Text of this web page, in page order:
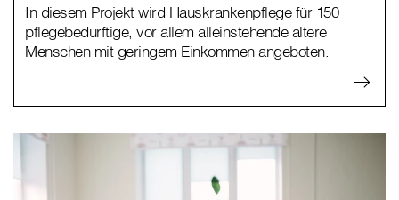
In diesem Projekt wird Hauskrankenpflege für 150
pflegebedürftige, vor allem alleinstehende ältere
Menschen mit geringem Einkommen angeboten.